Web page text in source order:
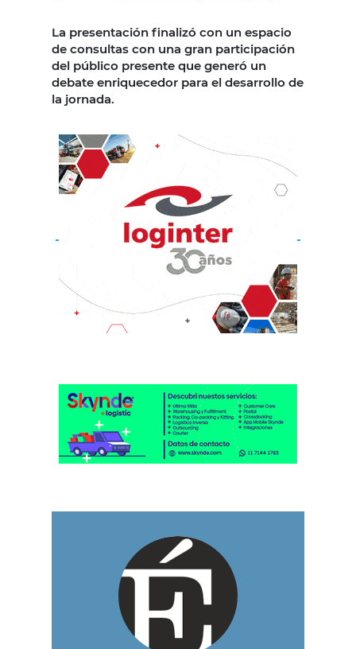
La presentación finalizó con un espacio
de consultas con una gran participación
del público presente que generó un
debate enriquecedor para el desarrollo de
la jornada.